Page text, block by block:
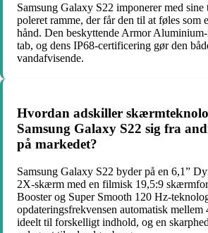
Samsung Galaxy S22 imponerer med sine
poleret ramme, der får den til at føles som
hånd. Den beskyttende Armor
tab, og dens IP68-certificering gør den
vandafvisende.
Hvordan adskiller
Samsung Galaxy S22 sig fra
på markedet?
Samsung Galaxy S22 byder på en 6,1”
2X-skærm med en filmisk 19,5:9
Booster og Super Smooth 120 Hz-
opdateringsfrekvensen automatisk
ideelt til forskelligt indhold, og en